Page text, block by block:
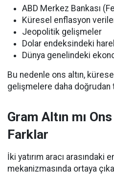
ABD Merkez Bankası
Küresel enflasyon
Jeopolitik gelişmeler
Dolar endeksindeki
Dünya genelindeki
Bu nedenle ons altın,
gelişmelere daha doğrudan
Gram Altın mı
Farklar
İki yatırım aracı
mekanizmasında ortaya